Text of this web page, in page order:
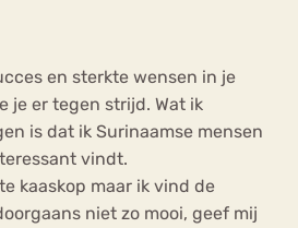
en sterkte wensen in je
je er tegen strijd. Wat ik
is dat ik Surinaamse mensen
vindt.
kaaskop maar ik vind de
niet zo mooi, geef mij